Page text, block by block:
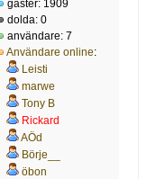
gäster: 1909
dolda: 0
användare: 7
Användare online:
Leisti
marwe
Tony B
Rickard
AÖd
Börje__
öbon